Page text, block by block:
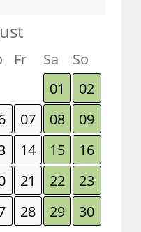
Fr Sa
So
01
02
07 08
09
14 15
16
21 22
23
28 29
30